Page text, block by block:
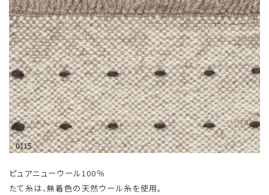
ピュアニューウール100％
たて糸は、無着色の天然ウール糸を使用。